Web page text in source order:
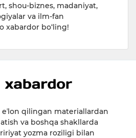
shou-biznes, madaniyat,
va ilm-fan
xabardor bo‘ling!
eʼlon qilingan materiallardan
va boshqa shakllarda
yozma roziligi bilan